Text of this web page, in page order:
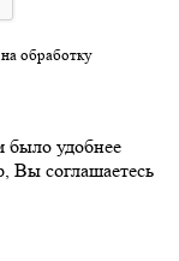
обработку
удобнее
Вы соглашаетесь